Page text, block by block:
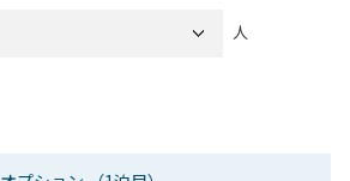
人